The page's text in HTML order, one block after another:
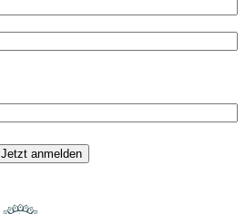
Jetzt anmelden